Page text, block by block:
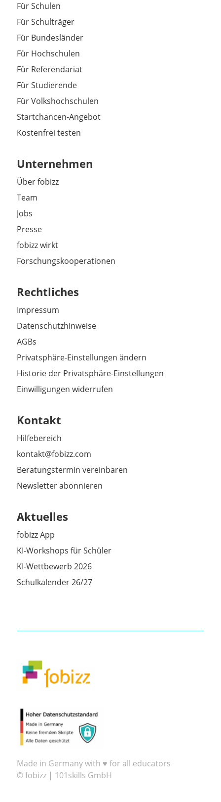
Für Schulen
Für Schulträger
Für Bundesländer
Für Hochschulen
Für Referendariat
Für Studierende
Für Volkshochschulen
Startchancen-Angebot
Kostenfrei testen
Unternehmen
Über fobizz
Team
Jobs
Presse
fobizz wirkt
Forschungskooperationen
Rechtliches
Impressum
Datenschutzhinweise
AGBs
Privatsphäre-Einstellungen ändern
Historie der Privatsphäre-Einstellungen
Einwilligungen widerrufen
Kontakt
Hilfebereich
kontakt@fobizz.com
Beratungstermin vereinbaren
Newsletter abonnieren
Aktuelles
fobizz App
KI-Workshops für Schüler
KI-Wettbewerb 2026
Schulkalender 26/27
Made in Germany with ♥ for all educators
© fobizz | 101skills GmbH